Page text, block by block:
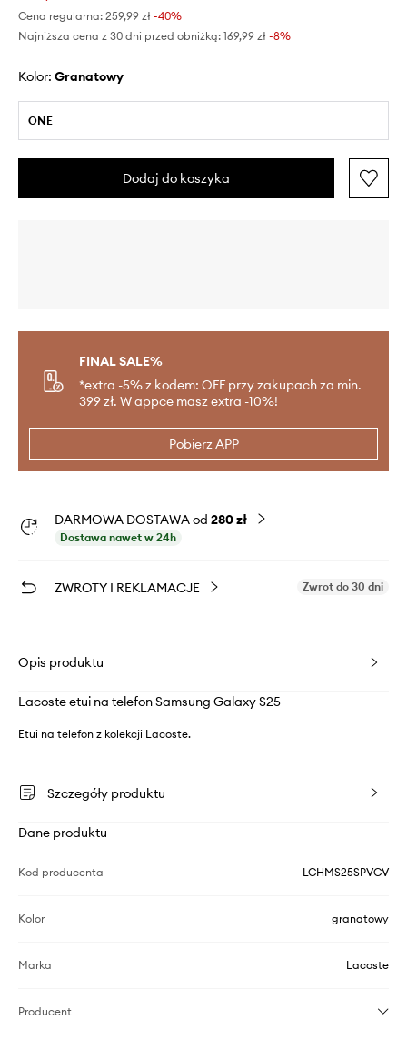
Cena regularna: 259,99 zł -40%
Najniższa cena z 30 dni przed obniżką: 169,99 zł -8%
Kolor: granatowy
ONE
Dodaj do koszyka
FINAL SALE%
*extra -5% z kodem: OFF przy zakupach za min.
399 zł. W appce masz extra -10%!
Pobierz APP
DARMOWA DOSTAWA od 280 zł
Dostawa nawet w 24h
ZWROTY I REKLAMACJE Zwrot do 30 dni
Opis produktu
Lacoste etui na telefon Samsung Galaxy S25
Etui na telefon z kolekcji Lacoste.
Szczegóły produktu
Dane produktu
Kod producenta LCHMS25SPVCV
Kolor granatowy
Marka Lacoste
Producent